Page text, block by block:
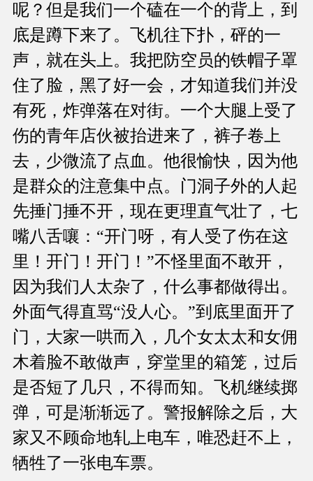
呢？但是我们一个磕在一个的背上，到
底是蹲下来了。飞机往下扑，砰的一
声，就在头上。我把防空员的铁帽子罩
住了脸，黑了好一会，才知道我们并没
有死，炸弹落在对街。一个大腿上受了
伤的青年店伙被抬进来了，裤子卷上
去，少微流了点血。他很愉快，因为他
是群众的注意集中点。门洞子外的人起
先捶门捶不开，现在更理直气壮了，七
嘴八舌嚷：“开门呀，有人受了伤在这
里！开门！开门！”不怪里面不敢开，
因为我们人太杂了，什么事都做得出。
外面气得直骂“没人心。”到底里面开了
门，大家一哄而入，几个女太太和女佣
木着脸不敢做声，穿堂里的箱笼，过后
是否短了几只，不得而知。飞机继续掷
弹，可是渐渐远了。警报解除之后，大
家又不顾命地轧上电车，唯恐赶不上，
牺牲了一张电车票。